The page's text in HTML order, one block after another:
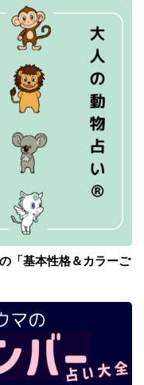
「基本性格＆カラーご